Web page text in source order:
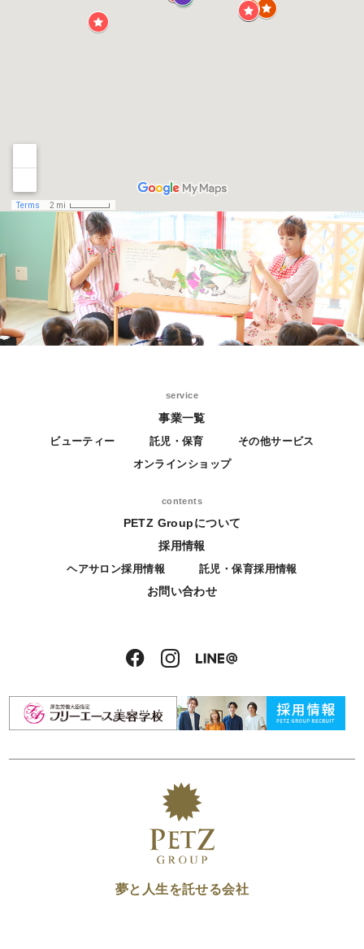
service
事業一覧
ビューティー 託児・保育
その他サービス
オンラインショップ
contents
PETZ Groupについて
採用情報
ヘアサロン採用情報 託児・保育採用情報
お問い合わせ
夢と人生を託せる会社